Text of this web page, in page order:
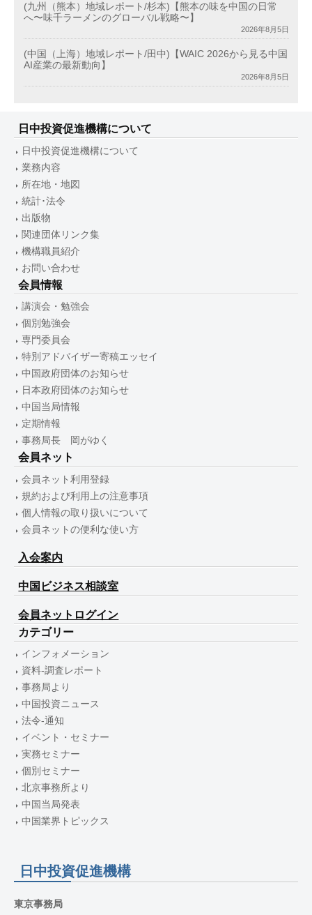
(九州（熊本）地域レポート/杉本)【熊本の味を中国の日常
へ〜味千ラーメンのグローバル戦略〜】
2026年8月5日
(中国（上海）地域レポート/田中)【WAIC 2026から見る中国
AI産業の最新動向】
2026年8月5日
日中投資促進機構について
日中投資促進機構について
業務内容
所在地・地図
統計･法令
出版物
関連団体リンク集
機構職員紹介
お問い合わせ
会員情報
講演会・勉強会
個別勉強会
専門委員会
特別アドバイザー寄稿エッセイ
中国政府団体のお知らせ
日本政府団体のお知らせ
中国当局情報
定期情報
事務局長 岡がゆく
会員ネット
会員ネット利用登録
規約および利用上の注意事項
個人情報の取り扱いについて
会員ネットの便利な使い方
入会案内
中国ビジネス相談室
会員ネットログイン
カテゴリー
インフォメーション
資料-調査レポート
事務局より
中国投資ニュース
法令-通知
イベント・セミナー
実務セミナー
個別セミナー
北京事務所より
中国当局発表
中国業界トピックス
日中投資促進機構
東京事務局